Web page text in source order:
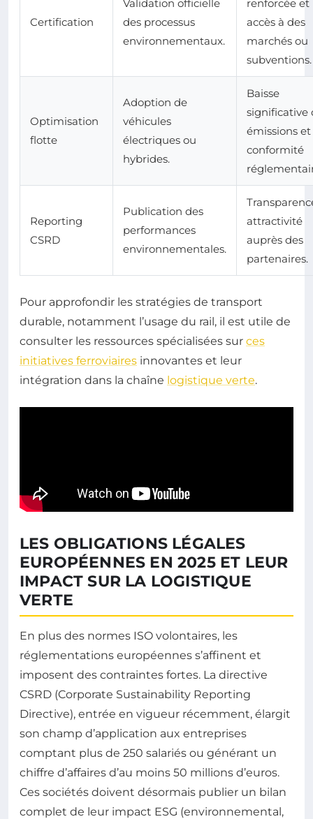
Certification
Validation officielle
des processus
environnementaux.
renforcée et
accès à des
marchés ou
subventions.
Optimisation
flotte
Adoption de
véhicules
électriques ou
hybrides.
Baisse
significative
émissions et
conformité
Reporting
CSRD
Publication des
performances
environnementales.
attractivité
auprès des
partenaires.
Pour approfondir les stratégies de transport
durable, notamment l’usage du rail, il est utile de
consulter les ressources spécialisées sur ces
initiatives ferroviaires innovantes et leur
intégration dans la chaîne logistique verte.
LES OBLIGATIONS LÉGALES
EUROPÉENNES EN 2025 ET LEUR
IMPACT SUR LA LOGISTIQUE
VERTE
En plus des normes ISO volontaires, les
réglementations européennes s’affinent et
imposent des contraintes fortes. La directive
CSRD (Corporate Sustainability Reporting
Directive), entrée en vigueur récemment, élargit
son champ d’application aux entreprises
comptant plus de 250 salariés ou générant un
chiffre d’affaires d’au moins 50 millions d’euros.
Ces sociétés doivent désormais publier un bilan
complet de leur impact ESG (environnemental,